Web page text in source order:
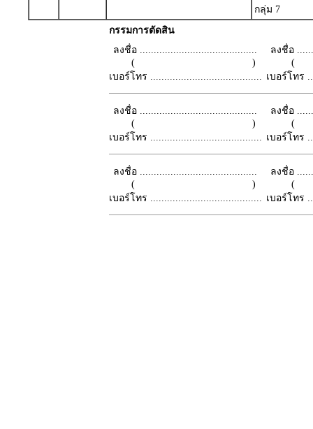
กลุ่ม 7
กรรมการตัดสิน
ลงชื่อ ..........................................
( )
เบอร์โทร ........................................
ลงชื่อ
เบอร์โทร
ลงชื่อ ..........................................
( )
เบอร์โทร ........................................
ลงชื่อ
เบอร์โทร
ลงชื่อ ..........................................
( )
เบอร์โทร ........................................
ลงชื่อ
เบอร์โทร